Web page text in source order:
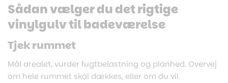
Sådan vælger du det rigtige
vinylgulv til badeværelse
Tjek rummet
Mål arealet, vurder fugtbelastning og planhed. Overvej
om hele rummet skal dækkes, eller om du vil